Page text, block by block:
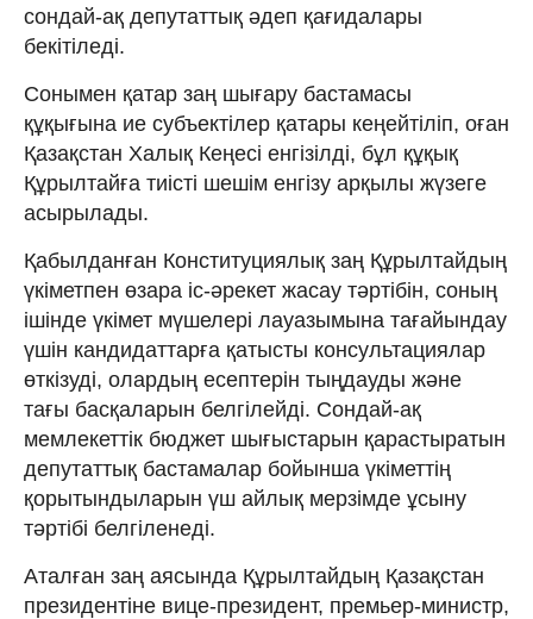
сондай-ақ депутаттық әдеп қағидалары
бекітіледі.
Сонымен қатар заң шығару бастамасы
құқығына ие субъектілер қатары кеңейтіліп, оған
Қазақстан Халық Кеңесі енгізілді, бұл құқық
Құрылтайға тиісті шешім енгізу арқылы жүзеге
асырылады.
Қабылданған Конституциялық заң Құрылтайдың
үкіметпен өзара іс-әрекет жасау тәртібін, соның
ішінде үкімет мүшелері лауазымына тағайындау
үшін кандидаттарға қатысты консультациялар
өткізуді, олардың есептерін тыңдауды және
тағы басқаларын белгілейді. Сондай-ақ
мемлекеттік бюджет шығыстарын қарастыратын
депутаттық бастамалар бойынша үкіметтің
қорытындыларын үш айлық мерзімде ұсыну
тәртібі белгіленеді.
Аталған заң аясында Құрылтайдың Қазақстан
президентіне вице-президент, премьер-министр,